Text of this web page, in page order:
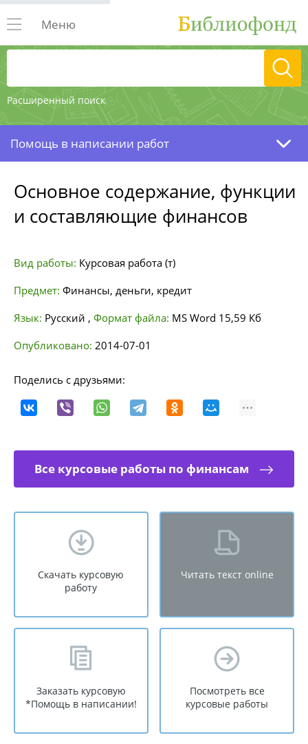
Расширенный поиск
Меню
Помощь в написании работ
Основное содержание, функции
и составляющие финансов
Вид работы: Курсовая работа (т)
Предмет: Финансы, деньги, кредит
Язык: Русский , Формат файла: MS Word 15,59 Кб
Опубликовано: 2014-07-01
Поделись с друзьями:
Все курсовые работы по финансам
Скачать курсовую
работу
Читать текст online
Заказать курсовую
*Помощь в написании!
Посмотреть все
курсовые работы